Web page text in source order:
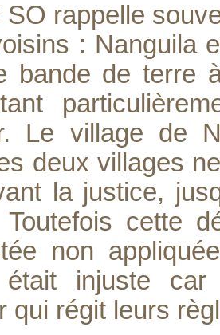
SO rappelle
: Nanguila
bande de terre
Le village de
deux villages
la justice,
Toutefois cette
non
était injuste
qui régit leurs